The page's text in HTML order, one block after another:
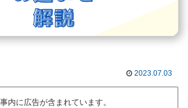
2023.07.03
内に広告が含まれています。